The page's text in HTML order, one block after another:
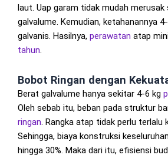
laut. Uap garam tidak mudah
galvalume. Kemudian, ketahanannya
galvanis. Hasilnya, perawatan atap
tahun.
Bobot Ringan dengan
Berat galvalume hanya sekitar 4-6 kg
Oleh sebab itu, beban pada struktur
ringan. Rangka atap tidak perlu terlalu
Sehingga, biaya konstruksi
hingga 30%. Maka dari itu, efisiensi